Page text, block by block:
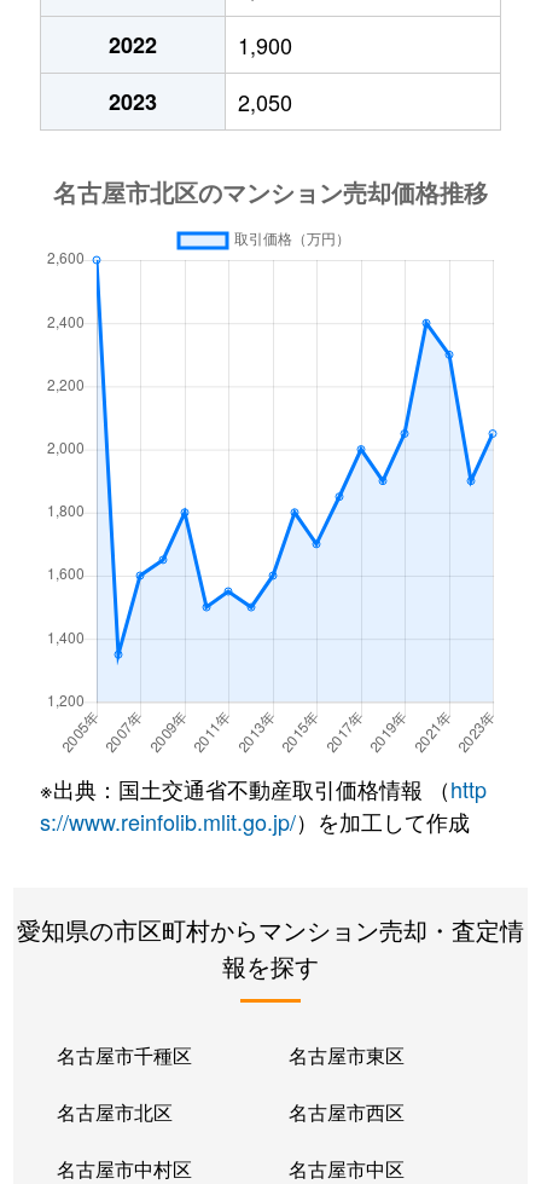
成願寺
1,600万円
新堀町
1,300万円
田幡
790万円 黒川(愛知)
徒歩2分
2,000万円 上飯田
天道町
天道町
徒歩16分
長喜町
徒歩14分
中切町
庄内通
徒歩25分
西味鋺
1,400万円 味鋺
西味鋺
600万円
鳩岡町
鳩岡町
1,700万円 黒川(愛知)
徒歩15分
鳩岡町
2,400万円 黒川(愛知)
徒歩14分
平安
2,200万円 平安通
徒歩0分
水草町
3,000万円 黒川(愛知)
徒歩13分
2,700万円
柳原
3,600万円 名城公園
山田
大曽根
山田
2,300万円 大曽根
2022
1,900
2023
2,050
※出典：国土交通省不動産取引価格情報 （http
s://www.reinfolib.mlit.go.jp/）を加工して作成
愛知県の市区町村からマンション売却・査定情
報を探す
名古屋市千種区 名古屋市東区
名古屋市北区 名古屋市西区
名古屋市中村区 名古屋市中区